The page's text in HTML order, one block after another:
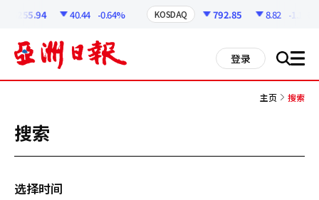
6255.94 40.44 -0.64% KOSDAQ 792.85 8.82 -1.1%
登录 搜 all
主页 搜索
搜索
选择时间